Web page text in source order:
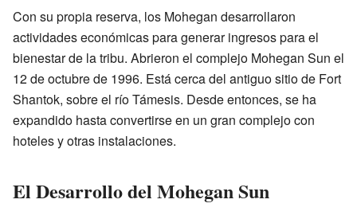
Con su propia reserva, los Mohegan desarrollaron
actividades económicas para generar ingresos para el
bienestar de la tribu. Abrieron el complejo Mohegan Sun el
12 de octubre de 1996. Está cerca del antiguo sitio de Fort
Shantok, sobre el río Támesis. Desde entonces, se ha
expandido hasta convertirse en un gran complejo con
hoteles y otras instalaciones.
El Desarrollo del Mohegan Sun